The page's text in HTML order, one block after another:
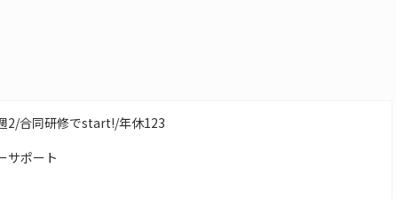
2/合同研修でstart!/年休123
サポート